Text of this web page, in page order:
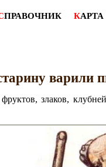
ПРАВОЧНИК К
варили
злаков,